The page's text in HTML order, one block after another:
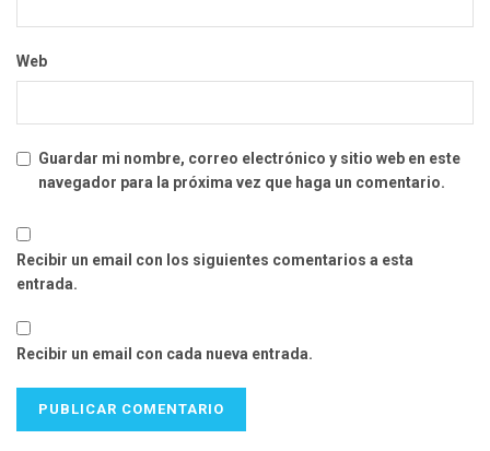
Web
Guardar mi nombre, correo electrónico y sitio web en este
navegador para la próxima vez que haga un comentario.
Recibir un email con los siguientes comentarios a esta
entrada.
Recibir un email con cada nueva entrada.